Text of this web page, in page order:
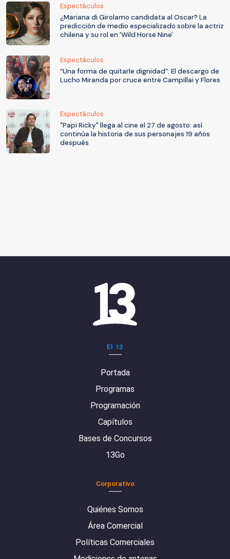
Espectáculos
¿Mariana di Girolamo candidata al Oscar? La
predicción de medio especializado sobre la actriz
chilena y su rol en 'Wild Horse Nine'
Espectáculos
“Una forma de quitarle dignidad”: El descargo de
Lucho Miranda por cruce entre Campillai y Flores
Espectáculos
"Papi Ricky" llega al cine el 27 de agosto: así
continúa la historia de sus personajes 19 años
después
El 13
Portada
Programas
Programación
Capítulos
Bases de Concursos
13Go
Corporativo
Quiénes Somos
Área Comercial
Políticas Comerciales